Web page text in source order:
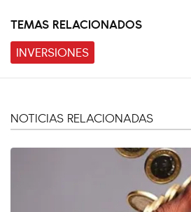
TEMAS RELACIONADOS
INVERSIONES
NOTICIAS RELACIONADAS